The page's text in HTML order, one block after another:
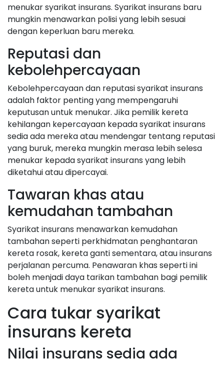
menukar syarikat insurans. Syarikat insurans baru
mungkin menawarkan polisi yang lebih sesuai
dengan keperluan baru mereka.
Reputasi dan
kebolehpercayaan
Kebolehpercayaan dan reputasi syarikat insurans
adalah faktor penting yang mempengaruhi
keputusan untuk menukar. Jika pemilik kereta
kehilangan kepercayaan kepada syarikat insurans
sedia ada mereka atau mendengar tentang reputasi
yang buruk, mereka mungkin merasa lebih selesa
menukar kepada syarikat insurans yang lebih
diketahui atau dipercayai.
Tawaran khas atau
kemudahan tambahan
Syarikat insurans menawarkan kemudahan
tambahan seperti perkhidmatan penghantaran
kereta rosak, kereta ganti sementara, atau insurans
perjalanan percuma. Penawaran khas seperti ini
boleh menjadi daya tarikan tambahan bagi pemilik
kereta untuk menukar syarikat insurans.
Cara tukar syarikat
insurans kereta
Nilai insurans sedia ada